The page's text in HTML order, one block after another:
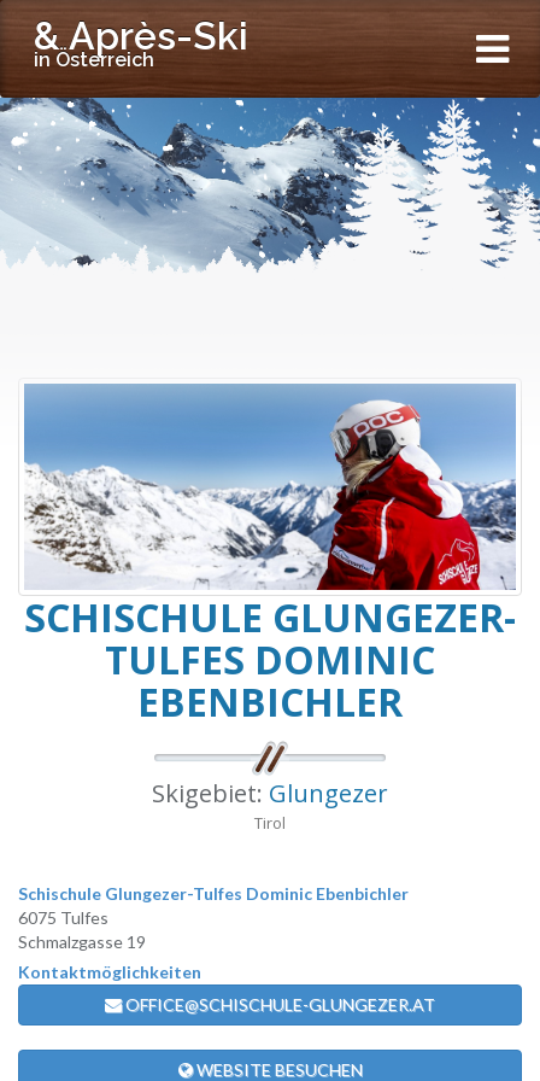
& Après-Ski
in Österreich
SCHISCHULE GLUNGEZER-
TULFES DOMINIC
EBENBICHLER
Skigebiet: Glungezer
Tirol
Schischule Glungezer-Tulfes Dominic Ebenbichler
6075 Tulfes
Schmalzgasse 19
Kontaktmöglichkeiten
OFFICE@SCHISCHULE-GLUNGEZER.AT
WEBSITE BESUCHEN